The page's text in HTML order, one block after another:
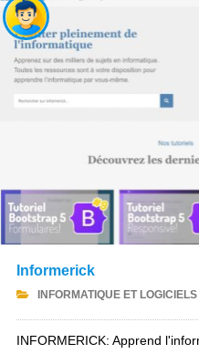
Informerick
INFORMATIQUE ET LOGICIELS
INFORMERICK: Apprend